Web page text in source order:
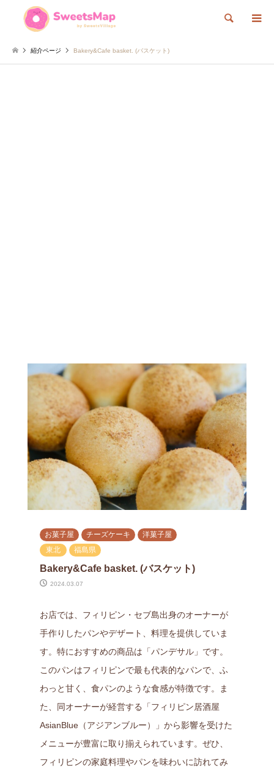
検索
紹介ページ Bakery&Cafe basket. (バスケット)
お菓子屋 チーズケーキ
洋菓子屋
東北
福島県
Bakery&Cafe basket. (バスケット)
2024.03.07
お店では、フィリピン・セブ島出身のオーナーが
手作りしたパンやデザート、料理を提供していま
す。特におすすめの商品は「パンデサル」です。
このパンはフィリピンで最も代表的なパンで、ふ
わっと甘く、食パンのような食感が特徴です。ま
た、同オーナーが経営する「フィリピン居酒屋
AsianBlue（アジアンブルー）」から影響を受けた
メニューが豊富に取り揃えられています。ぜひ、
フィリピンの家庭料理やパンを味わいに訪れてみ